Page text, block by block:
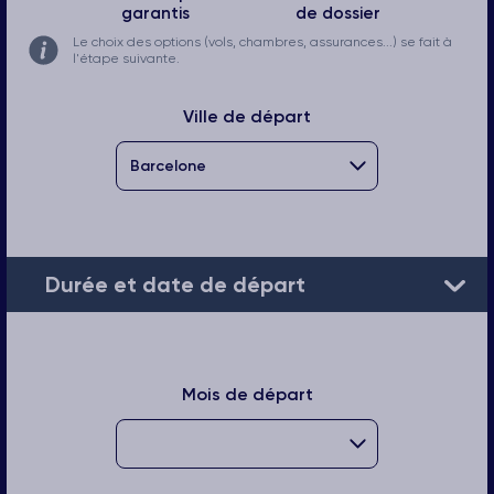
garantis
de dossier
Le choix des options (vols, chambres, assurances...) se fait à
l'étape suivante.
Ville de départ
Durée et date de départ
Mois de départ